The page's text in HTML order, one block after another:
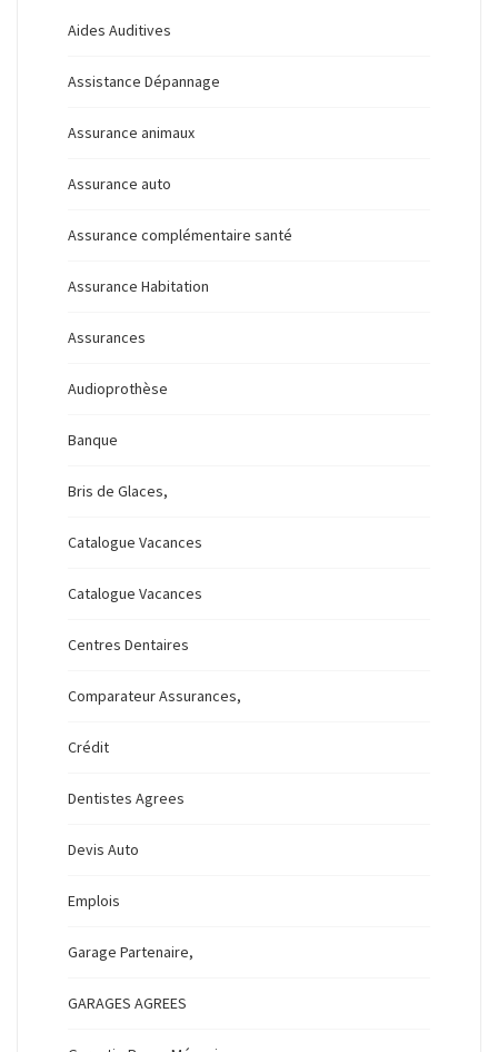
Aides Auditives
Assistance Dépannage
Assurance animaux
Assurance auto
Assurance complémentaire santé
Assurance Habitation
Assurances
Audioprothèse
Banque
Bris de Glaces,
Catalogue Vacances
Catalogue Vacances
Centres Dentaires
Comparateur Assurances,
Crédit
Dentistes Agrees
Devis Auto
Emplois
Garage Partenaire,
GARAGES AGREES